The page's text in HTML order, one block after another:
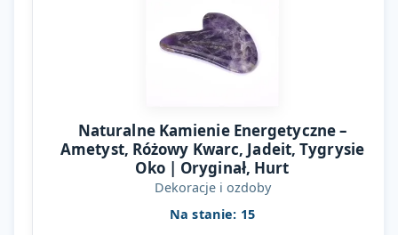
Naturalne Kamienie Energetyczne –
Ametyst, Różowy Kwarc, Jadeit, Tygrysie
Oko | Oryginał, Hurt
Dekoracje i ozdoby
Na stanie: 15